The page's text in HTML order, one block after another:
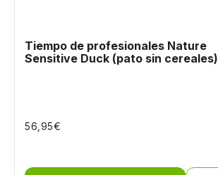
Tiempo de profesionales Nature
Sensitive Duck (pato sin cereales)
56,95€